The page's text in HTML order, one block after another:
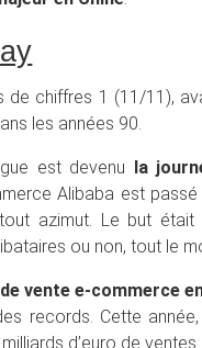
de chiffres 1 (11/11),
les années 90.
est devenu la
Alibaba est
azimut. Le but était
ou non, tout le
vente e-commerce
records. Cette
d’euro de ventes.